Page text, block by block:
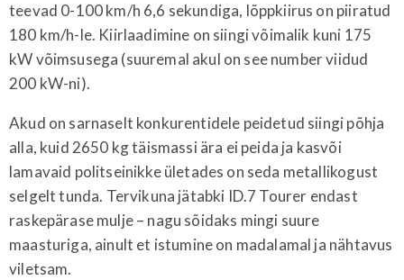
teevad 0-100 km/h 6,6 sekundiga, lõppkiirus on piiratud
180 km/h-le. Kiirlaadimine on siingi võimalik kuni 175
kW võimsusega (suuremal akul on see number viidud
200 kW-ni).
Akud on sarnaselt konkurentidele peidetud siingi põhja
alla, kuid 2650 kg täismassi ära ei peida ja kasvõi
lamavaid politseinikke ületades on seda metallikogust
selgelt tunda. Tervikuna jätabki ID.7 Tourer endast
raskepärase mulje – nagu sõidaks mingi suure
maasturiga, ainult et istumine on madalamal ja nähtavus
viletsam.